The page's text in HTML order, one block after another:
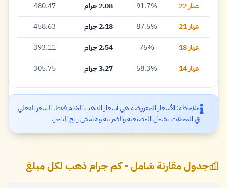
عيار 22
91.7% 2.08 جرام
480.47
عيار 21
87.5% 2.18 جرام
458.63
عيار 18
75% 2.54 جرام
393.11
عيار 14
58.3% 3.27 جرام 305.75
ملاحظة: الأسعار المعروضة هي أسعار الذهب الخام فقط. السعر الفعلي
في المحلات يشمل المصنعية والضريبة وهامش ربح التاجر.
جدول مقارنة شامل - كم جرام ذهب لكل مبلغ